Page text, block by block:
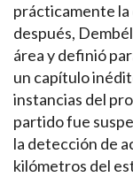
prácticamente la
después,
área y definió
un capítulo
instancias del
partido fue
la detección de
kilómetros del